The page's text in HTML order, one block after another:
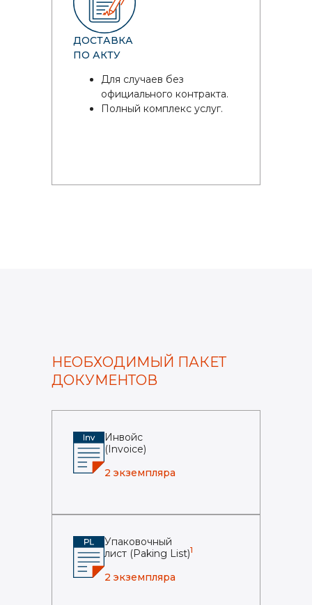
ДОСТАВКА
ПО АКТУ
Для случаев без
официального контракта.
Полный комплекс услуг.
НЕОБХОДИМЫЙ ПАКЕТ
ДОКУМЕНТОВ
Инвойс
(Invoice)
2 экземпляра
Упаковочный
лист (Paking List)1
2 экземпляра